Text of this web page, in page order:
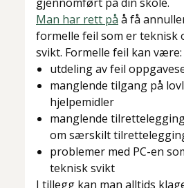
Man har rett på å få
formelle feil som er teknisk
svikt. Formelle feil kan være:
utdeling av feil
manglende tilgang på
hjelpemidler
manglende
om særskilt
problemer med PC-en
teknisk svikt
I tillegg kan man alltids